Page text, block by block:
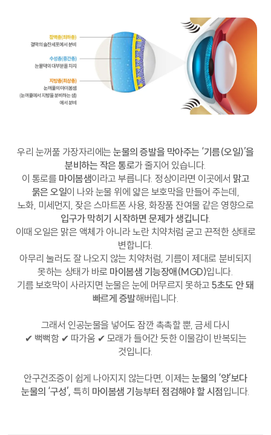
우리 눈꺼풀 가장자리에는눈물의 증발을 막아주는 ‘기름(오일)’을
분비하는 작은 통로가 줄지어 있습니다.
이 통로를 마이봄샘이라고 부릅니다. 정상이라면 이곳에서 맑고
묽은 오일이 나와 눈물 위에 얇은 보호막을 만들어 주는데,
노화, 미세먼지, 잦은 스마트폰 사용, 화장품 잔여물 같은 영향으로
입구가 막히기 시작하면 문제가 생깁니다.
이때 오일은 맑은 액체가 아니라 노란 치약처럼 굳고 끈적한 상태로
변합니다.
아무리 눌러도 잘 나오지 않는 치약처럼, 기름이 제대로 분비되지
못하는 상태가 바로 마이봄샘 기능장애(MGD)입니다.
기름 보호막이 사라지면 눈물은 눈에 머무르지 못하고5초도 안 돼
빠르게 증발해버립니다.
그래서 인공눈물을 넣어도 잠깐 촉촉할 뿐, 금세 다시
✔ 뻑뻑함 ✔ 따가움 ✔ 모래가 들어간 듯한 이물감이 반복되는
것입니다.
안구건조증이 쉽게 나아지지 않는다면, 이제는눈물의 ‘양’보다
눈물의 ‘구성’,특히 마이봄샘 기능부터 점검해야 할 시점입니다.